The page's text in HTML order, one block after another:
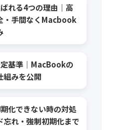
れる4つの理由｜高
・手間なくMacbook
基準｜MacBookの
組みを公開
化できない時の対処
忘れ・強制初期化まで